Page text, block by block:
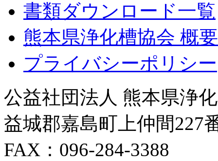
書類ダウンロード一覧
熊本県浄化槽協会 概要
プライバシーポリシー
公益社団法人 熊本県浄
益城郡嘉島町上仲間
FAX：096-284-3388